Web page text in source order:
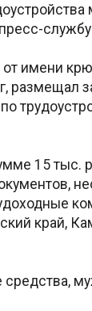
имени
размещал
15 тыс.
край,